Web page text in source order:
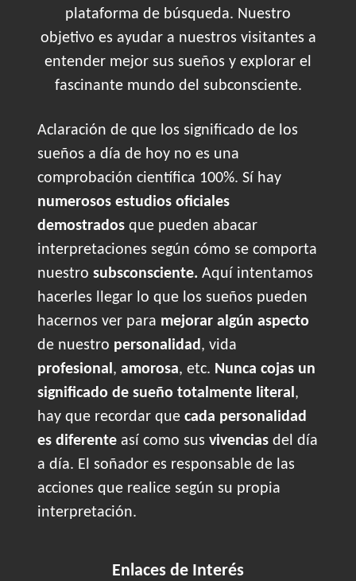
plataforma de búsqueda. Nuestro
objetivo es ayudar a nuestros visitantes a
entender mejor sus sueños y explorar el
fascinante mundo del subconsciente.
Aclaración de que los significado de los
sueños a día de hoy no es una
comprobación científica 100%. Sí hay
numerosos estudios oficiales
demostrados que pueden abacar
interpretaciones según cómo se comporta
nuestro subsconsciente. Aquí intentamos
hacerles llegar lo que los sueños pueden
hacernos ver para mejorar algún aspecto
de nuestro personalidad, vida
profesional, amorosa, etc. Nunca cojas un
significado de sueño totalmente literal,
hay que recordar que cada personalidad
es diferente así como sus vivencias del día
a día. El soñador es responsable de las
acciones que realice según su propia
interpretación.
Enlaces de Interés